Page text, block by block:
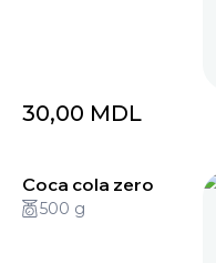
30,00 MDL
Coca cola zero
500 g